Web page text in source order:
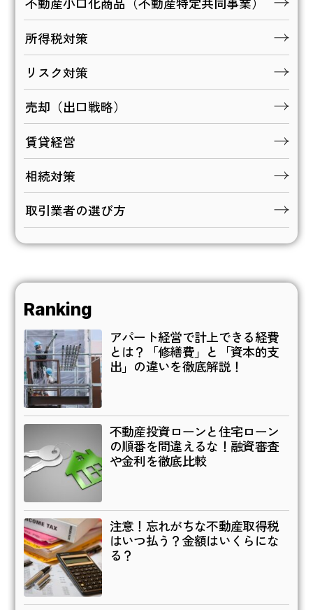
所得税対策
リスク対策
売却（出口戦略）
賃貸経営
相続対策
取引業者の選び方
Ranking
アパート経営で計上できる経費
とは？「修繕費」と「資本的支
出」の違いを徹底解説！
不動産投資ローンと住宅ローン
の順番を間違えるな！融資審査
や金利を徹底比較
注意！忘れがちな不動産取得税
はいつ払う？金額はいくらにな
る？